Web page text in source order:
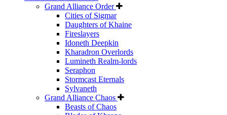
Grand Alliance Order
Cities of Sigmar
Daughters of Khaine
Fireslayers
Idoneth Deepkin
Kharadron Overlords
Lumineth Realm-lords
Seraphon
Stormcast Eternals
Sylvaneth
Grand Alliance Chaos
Beasts of Chaos